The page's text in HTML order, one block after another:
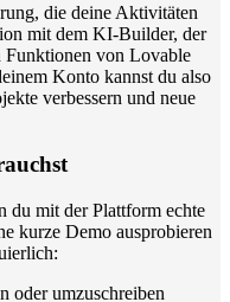
die deine Aktivitäten
mit dem KI-Builder, der
Funktionen von Lovable
Konto kannst du also
verbessern und neue
du mit der Plattform echte
kurze Demo ausprobieren
oder umzuschreiben